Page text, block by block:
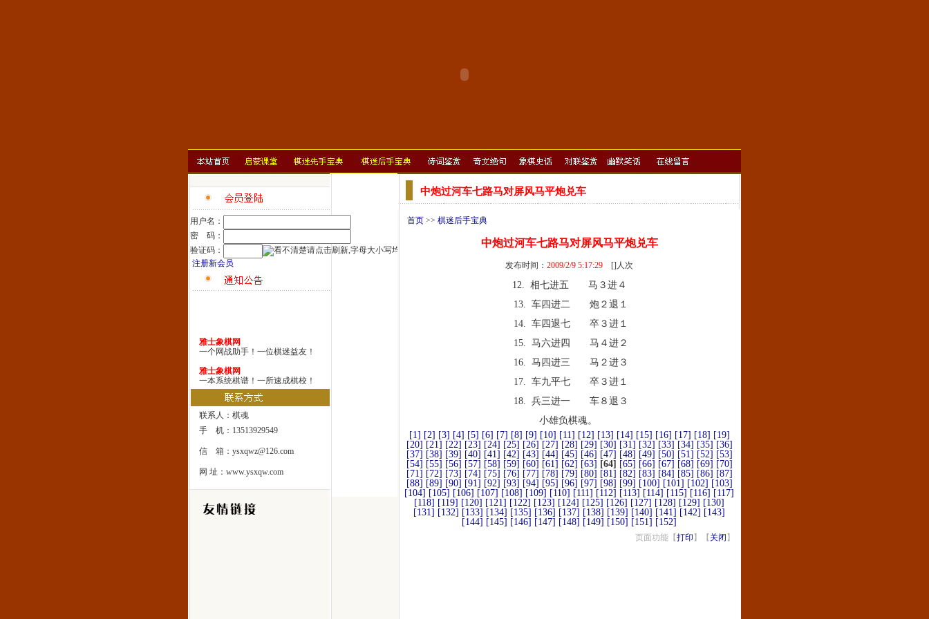
用户名：
密 码：
验证码：
注册新会员
雅士象棋网
一个网战助手！一位棋迷益友！
雅士象棋网
一本系统棋谱！一所速成棋校！
雅士象棋网
一处修身圣地！一座雅士乐园！
联系人：棋魂
手 机：13513929549
信 箱：ysxqwz@126.com
网 址：www.ysxqw.com
中炮过河车七路马对屏风马平炮兑车
首页 >> 棋迷后手宝典
中炮过河车七路马对屏风马平炮兑车
发布时间： 2009/2/9 5:17:29 []人次
12. 相七进五 马３进４
13. 车四进二 炮２退１
14. 车四退七 卒３进１
15. 马六进四 马４进２
16. 马四进三 马２进３
17. 车九平七 卒３进１
18. 兵三进一 车８退３
小雄负棋魂。
[1] [2] [3] [4] [5] [6] [7] [8] [9] [10] [11] [12] [13] [14] [15] [16] [17] [18] [19]
[20] [21] [22] [23] [24] [25] [26] [27] [28] [29] [30] [31] [32] [33] [34] [35] [36]
[37] [38] [39] [40] [41] [42] [43] [44] [45] [46] [47] [48] [49] [50] [51] [52] [53]
[54] [55] [56] [57] [58] [59] [60] [61] [62] [63] [64] [65] [66] [67] [68] [69] [70]
[71] [72] [73] [74] [75] [76] [77] [78] [79] [80] [81] [82] [83] [84] [85] [86] [87]
[88] [89] [90] [91] [92] [93] [94] [95] [96] [97] [98] [99] [100] [101] [102] [103]
[104] [105] [106] [107] [108] [109] [110] [111] [112] [113] [114] [115] [116] [117]
[118] [119] [120] [121] [122] [123] [124] [125] [126] [127] [128] [129] [130]
[131] [132] [133] [134] [135] [136] [137] [138] [139] [140] [141] [142] [143]
[144] [145] [146] [147] [148] [149] [150] [151] [152]
页面功能【打印 】【 关闭 】